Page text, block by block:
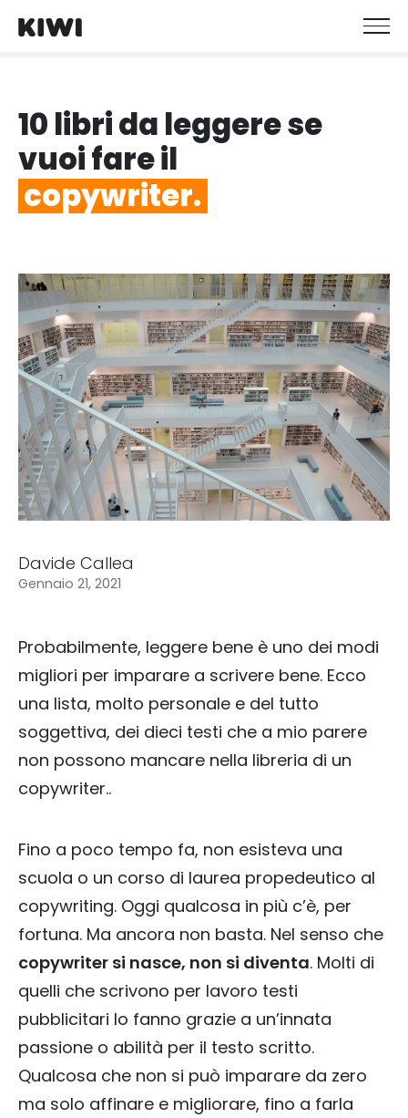
10 libri da leggere se
vuoi fare il
copywriter.
Davide Callea
Gennaio 21, 2021
Probabilmente, leggere bene è uno dei modi
migliori per imparare a scrivere bene. Ecco
una lista, molto personale e del tutto
soggettiva, dei dieci testi che a mio parere
non possono mancare nella libreria di un
copywriter..
Fino a poco tempo fa, non esisteva una
scuola o un corso di laurea propedeutico al
copywriting. Oggi qualcosa in più c’è, per
fortuna. Ma ancora non basta. Nel senso che
copywriter si nasce, non si diventa. Molti di
quelli che scrivono per lavoro testi
pubblicitari lo fanno grazie a un’innata
passione o abilità per il testo scritto.
Qualcosa che non si può imparare da zero
ma solo affinare e migliorare, fino a farla